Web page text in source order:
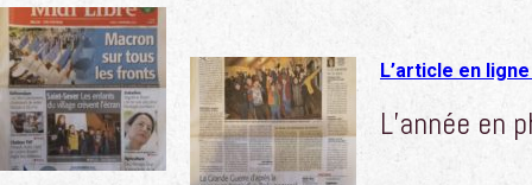
L’article en
L’année en